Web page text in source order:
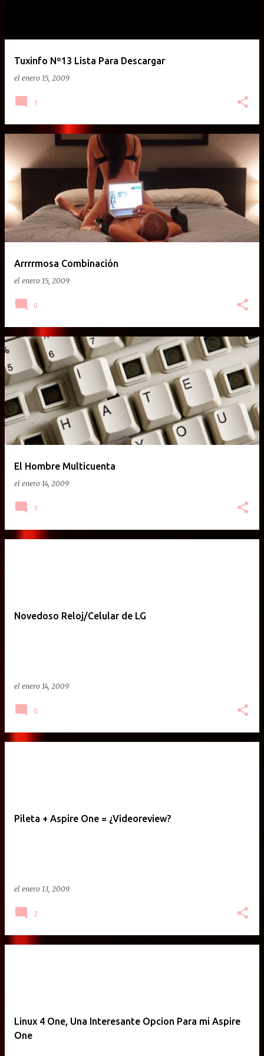
Tuxinfo Nº13 Lista Para Descargar
el enero 15, 2009
1
Arrrrmosa Combinación
el enero 15, 2009
0
El Hombre Multicuenta
el enero 14, 2009
1
Novedoso Reloj/Celular de LG
el enero 14, 2009
0
Pileta + Aspire One = ¿Videoreview?
el enero 13, 2009
2
Linux 4 One, Una Interesante Opcion Para mi Aspire
One